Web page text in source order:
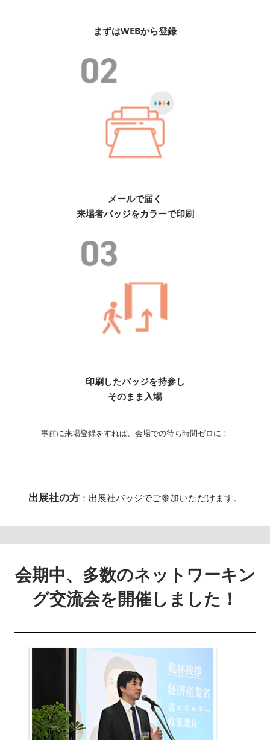
まずはWEBから登録
メールで届く
来場者バッジをカラーで印刷
印刷したバッジを持参し
そのまま入場
事前に来場登録をすれば、会場での待ち時間ゼロに！
出展社の方：出展社バッジでご参加いただけます。
会期中、多数のネットワーキン
グ交流会を開催しました！